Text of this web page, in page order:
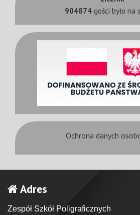
904874 gości było na
Ochrona danych
Adres
Zespół Szkół Poligraficznych